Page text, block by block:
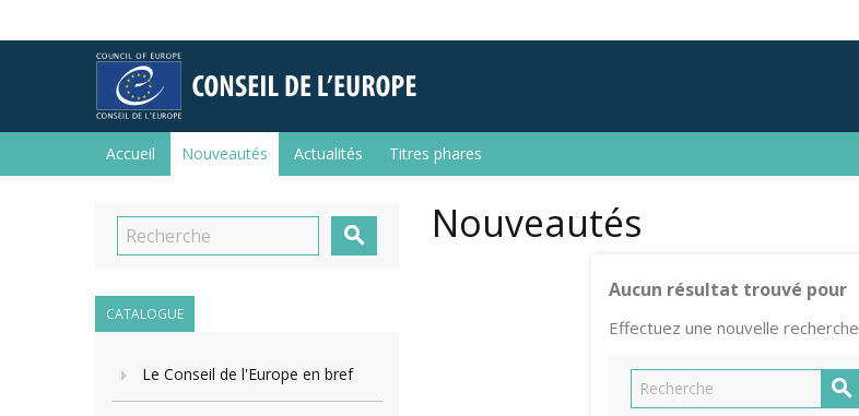
Accueil Nouveautés Actualités Titres phares

CATALOGUE
Le Conseil de l'Europe en bref
Nouveautés
Aucun résultat trouvé pour
Effectuez une nouvelle recherche
